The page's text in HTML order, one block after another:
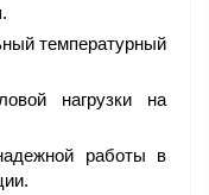
температурный
нагрузки на
работы в